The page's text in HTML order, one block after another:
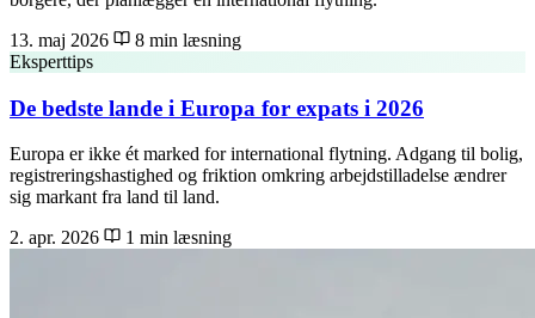
13. maj 2026
8 min læsning
Eksperttips
De bedste lande i Europa for expats i 2026
Europa er ikke ét marked for international flytning. Adgang til bolig,
registreringshastighed og friktion omkring arbejdstilladelse ændrer
sig markant fra land til land.
2. apr. 2026
1 min læsning